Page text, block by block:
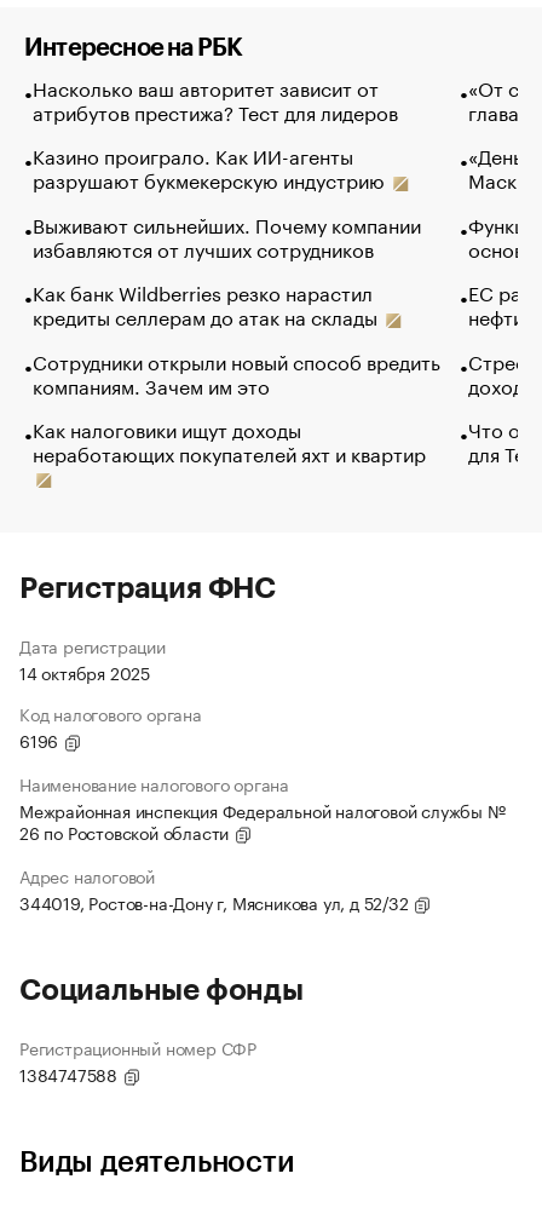
Интересное на РБК
Насколько ваш авторитет зависит от
атрибутов престижа? Тест для лидеров
Казино проиграло. Как ИИ-агенты
разрушают букмекерскую индустрию
Выживают сильнейших. Почему компании
избавляются от лучших сотрудников
Как банк Wildberries резко нарастил
кредиты селлерам до атак на склады
Сотрудники открыли новый способ вредить
компаниям. Зачем им это
Как налоговики ищут доходы
неработающих покупателей яхт и квартир
«От
глава
Маск в
основ
ЕС
нефти
Что
для
Регистрация ФНС
Дата регистрации
14 октября 2025
Код налогового органа
6196
Наименование налогового органа
Межрайонная инспекция Федеральной налоговой службы №
26 по Ростовской области
Адрес налоговой
344019, Ростов-на-Дону г, Мясникова ул, д 52/32
Социальные фонды
Регистрационный номер СФР
1384747588
Виды деятельности